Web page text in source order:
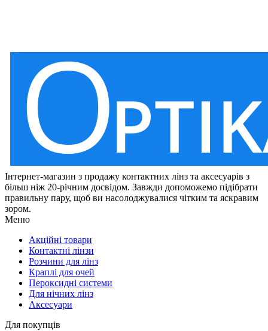
Інтернет-магазин з продажу контактних лінз та аксесуарів з
більш ніж 20-річним досвідом. Завжди допоможемо підібрати
правильну пару, щоб ви насолоджувалися чітким та яскравим
зором.
Меню
Акційні товари
Контактні лінзи
Розчини для лінз
Краплі для очей
Пероксидні системи
Для нічних лінз
Аксесуари
Для покупців